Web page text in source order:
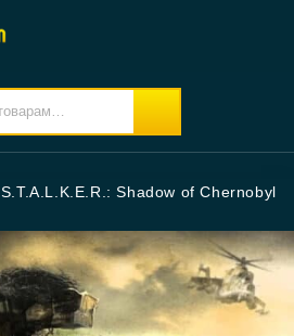
S.T.A.L.K.E.R.: Shadow of Chernobyl